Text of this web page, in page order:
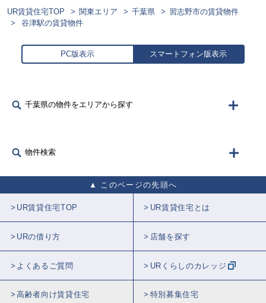
UR賃貸住宅TOP 関東エリア 千葉県
習志野市の賃貸物件
谷津駅の賃貸物件
PC版表示 スマートフォン版表示
千葉県の物件をエリアから探す
物件検索
このページの先頭へ
UR賃貸住宅TOP UR賃貸住宅とは
URの借り方 店舗を探す
よくあるご質問 URくらしのカレッジ
高齢者向け賃貸住宅 特別募集住宅